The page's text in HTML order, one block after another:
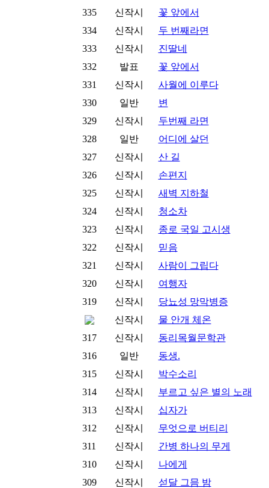
335
신작시
꽃 앞에서
334
신작시
두 번째라면
333
신작시
진딸네
332
발표
꽃 앞에서
331
신작시
사월에 이루다
330
일반
변
329
신작시
두번째 라면
328
일반
어디에 살던
327
신작시
산 길
326
신작시
손편지
325
신작시
새벽 지하철
324
신작시
청소차
323
신작시
종로 국일 고시생
322
신작시
믿음
321
신작시
사람이 그립다
320
신작시
여행자
319
신작시
당뇨성 망막병증
신작시
물 안개 체온
317
신작시
동리목월문학관
316
일반
동생.
315
신작시
박수소리
314
신작시
부르고 싶은 별의 노래
313
신작시
십자가
312
신작시
무엇으로 버티리
311
신작시
간병 하나의 무게
310
신작시
나에게
309
신작시
섣달 그믐 밤